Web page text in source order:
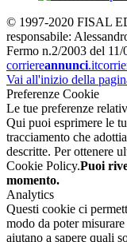
© 1997-2020 FISAL
responsabile:
Fermo n.2/2003 del 11/
corriereannunci.it
Vai all'inizio della
Preferenze Cookie
Le tue preferenze
Qui puoi esprimere le
tracciamento che
descritte. Per ottenere
Cookie Policy.Puoi
momento.
Analytics
Questi cookie ci
modo da poter
aiutano a sapere quali